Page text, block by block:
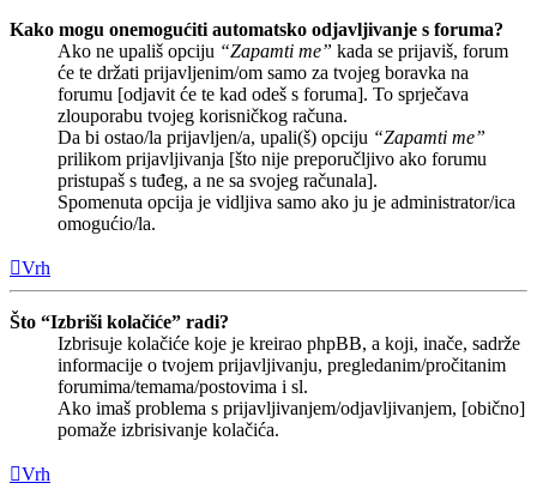
Kako mogu onemogućiti automatsko odjavljivanje s foruma?
Ako ne upališ opciju “Zapamti me” kada se prijaviš, forum
će te držati prijavljenim/om samo za tvojeg boravka na
forumu [odjavit će te kad odeš s foruma]. To sprječava
zlouporabu tvojeg korisničkog računa.
Da bi ostao/la prijavljen/a, upali(š) opciju “Zapamti me”
prilikom prijavljivanja [što nije preporučljivo ako forumu
pristupaš s tuđeg, a ne sa svojeg računala].
Spomenuta opcija je vidljiva samo ako ju je administrator/ica
omogućio/la.
Vrh
Što “Izbriši kolačiće” radi?
Izbrisuje kolačiće koje je kreirao phpBB, a koji, inače, sadrže
informacije o tvojem prijavljivanju, pregledanim/pročitanim
forumima/temama/postovima i sl.
Ako imaš problema s prijavljivanjem/odjavljivanjem, [obično]
pomaže izbrisivanje kolačića.
Vrh